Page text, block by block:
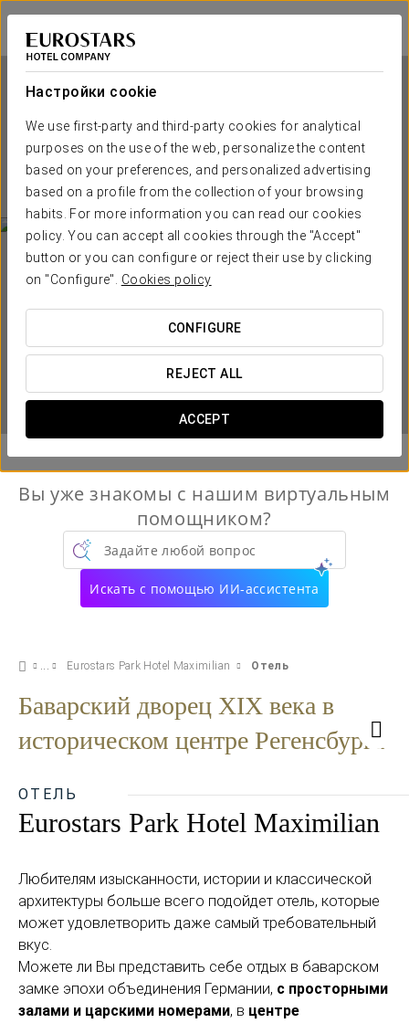
Настройки cookie
We use first-party and third-party cookies for analytical
purposes on the use of the web, personalize the content
based on your preferences, and personalized advertising
based on a profile from the collection of your browsing
habits. For more information you can read our cookies
policy. You can accept all cookies through the "Accept"
button or you can configure or reject their use by clicking
on "Configure". Cookies policy
CONFIGURE
REJECT ALL
ACCEPT
Eurostars Park Hotel Maximilian
РЕГЕНСБУРГ
Eurostars Park Hotel
Maximilian
РЕГЕНСБУРГ
 
Вы уже знакомы с нашим виртуальным
помощником?
Задайте любой вопрос
Искать с помощью ИИ-ассистента
Eurostars Park Hotel Maximilian Отель
Баварский дворец XIX века в
историческом центре Регенсбурга
ОТЕЛЬ
Eurostars Park Hotel Maximilian
Любителям изысканности, истории и классической
архитектуры больше всего подойдет отель, которые
может удовлетворить даже самый требовательный
вкус.
Можете ли Вы представить себе отдых в баварском
замке эпохи объединения Германии, с просторными
залами и царскими номерами, в центре